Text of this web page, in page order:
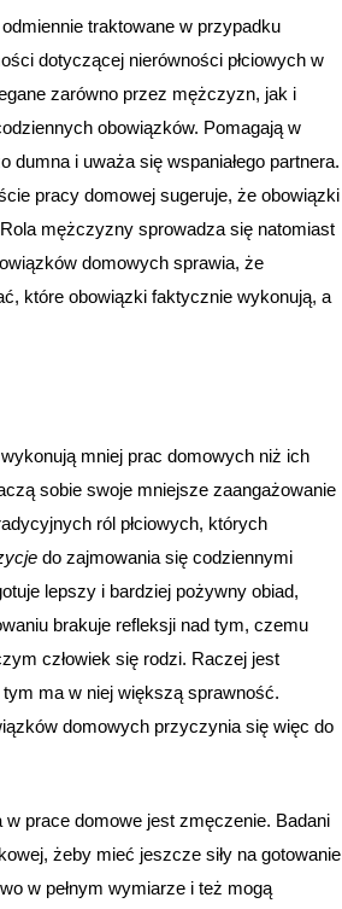
traktowane w przypadku
dotyczącej nierówności płciowych w
zarówno przez mężczyzn, jak i
obowiązków. Pomagają w
i uważa się wspaniałego partnera.
pracy domowej sugeruje, że obowiązki
mężczyzny sprowadza się natomiast
domowych sprawia, że
które obowiązki faktycznie wykonują, a
mniej prac domowych niż ich
sobie swoje mniejsze zaangażowanie
ról płciowych, których
do zajmowania się codziennymi
lepszy i bardziej pożywny obiad,
brakuje refleksji nad tym, czemu
człowiek się rodzi. Raczej jest
ma w niej większą sprawność.
domowych przyczynia się więc do
prace domowe jest zmęczenie. Badani
żeby mieć jeszcze siły na gotowanie
w pełnym wymiarze i też mogą